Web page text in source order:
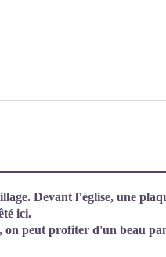
Devant l’église, une
ici.
on peut profiter d'un beau